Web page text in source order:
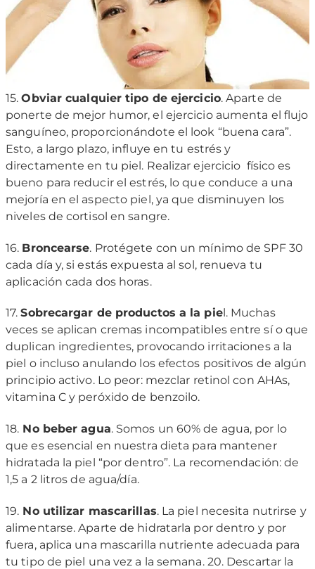
15.Obviar cualquier tipo de ejercicio. Aparte de
ponerte de mejor humor, el ejercicio aumenta el flujo
sanguíneo, proporcionándote el look “buena cara”.
Esto, a largo plazo, influye en tu estrés y
directamente en tu piel. Realizar ejercicio físico es
bueno para reducir el estrés, lo que conduce a una
mejoría en el aspecto piel, ya que disminuyen los
niveles de cortisol en sangre.
16. Broncearse. Protégete con un mínimo de SPF 30
cada día y, si estás expuesta al sol, renueva tu
aplicación cada dos horas.
17.Sobrecargar de productos a la piel. Muchas
veces se aplican cremas incompatibles entre sí o que
duplican ingredientes, provocando irritaciones a la
piel o incluso anulando los efectos positivos de algún
principio activo. Lo peor: mezclar retinol con AHAs,
vitamina C y peróxido de benzoilo.
18. No beber agua. Somos un 60% de agua, por lo
que es esencial en nuestra dieta para mantener
hidratada la piel “por dentro”. La recomendación: de
1,5 a 2 litros de agua/día.
19. No utilizar mascarillas. La piel necesita nutrirse y
alimentarse. Aparte de hidratarla por dentro y por
fuera, aplica una mascarilla nutriente adecuada para
tu tipo de piel una vez a la semana. 20. Descartar la